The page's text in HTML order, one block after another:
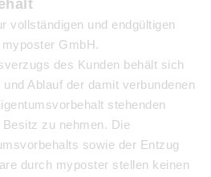
vollständigen und endgültigen
GmbH.
des Kunden behält sich
Ablauf der damit verbundenen
stehenden
zu nehmen. Die
sowie der Entzug
durch myposter stellen keinen